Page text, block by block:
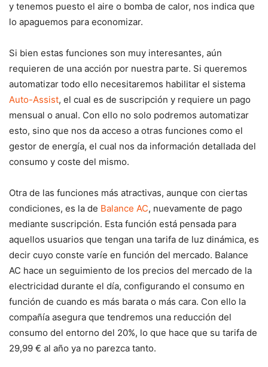
y tenemos puesto el aire o bomba de calor, nos indica que
lo apaguemos para economizar.
Si bien estas funciones son muy interesantes, aún
requieren de una acción por nuestra parte. Si queremos
automatizar todo ello necesitaremos habilitar el sistema
Auto-Assist, el cual es de suscripción y requiere un pago
mensual o anual. Con ello no solo podremos automatizar
esto, sino que nos da acceso a otras funciones como el
gestor de energía, el cual nos da información detallada del
consumo y coste del mismo.
Otra de las funciones más atractivas, aunque con ciertas
condiciones, es la de Balance AC, nuevamente de pago
mediante suscripción. Esta función está pensada para
aquellos usuarios que tengan una tarifa de luz dinámica, es
decir cuyo conste varíe en función del mercado. Balance
AC hace un seguimiento de los precios del mercado de la
electricidad durante el día, configurando el consumo en
función de cuando es más barata o más cara. Con ello la
compañía asegura que tendremos una reducción del
consumo del entorno del 20%, lo que hace que su tarifa de
29,99 € al año ya no parezca tanto.